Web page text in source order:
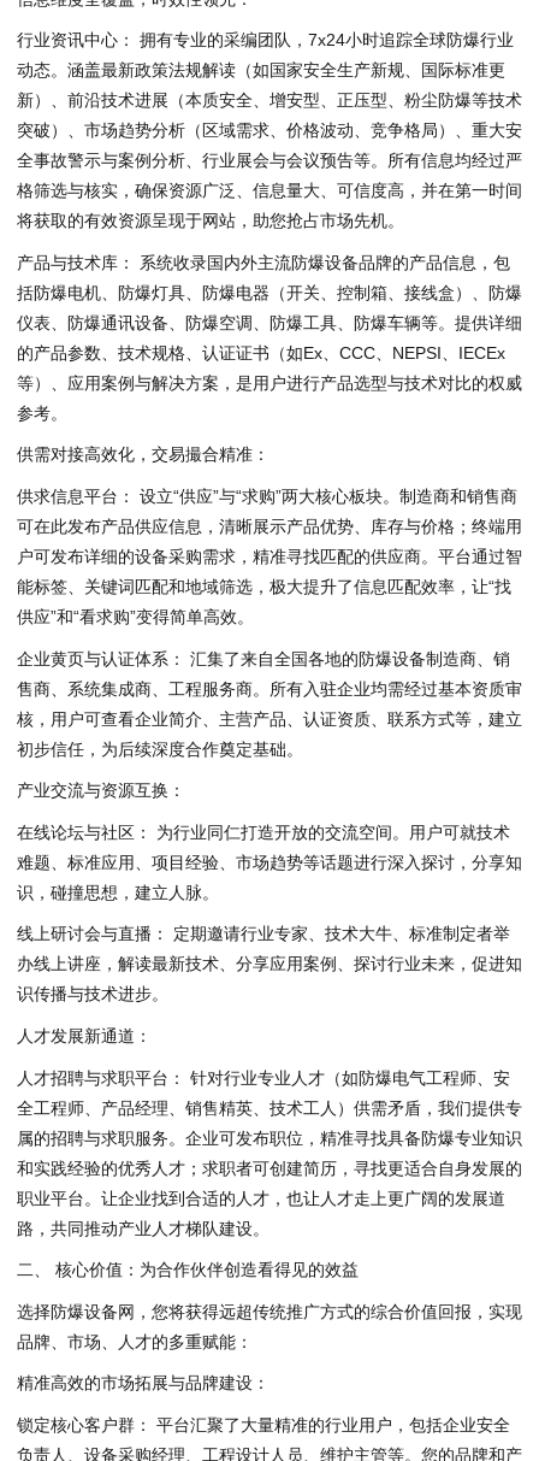
行业资讯中心： 拥有专业的采编团队，7x24小时追踪全球防爆行业
动态。涵盖最新政策法规解读（如国家安全生产新规、国际标准更
新）、前沿技术进展（本质安全、增安型、正压型、粉尘防爆等技术
突破）、市场趋势分析（区域需求、价格波动、竞争格局）、重大安
全事故警示与案例分析、行业展会与会议预告等。所有信息均经过严
格筛选与核实，确保资源广泛、信息量大、可信度高，并在第一时间
将获取的有效资源呈现于网站，助您抢占市场先机。
产品与技术库： 系统收录国内外主流防爆设备品牌的产品信息，包
括防爆电机、防爆灯具、防爆电器（开关、控制箱、接线盒）、防爆
仪表、防爆通讯设备、防爆空调、防爆工具、防爆车辆等。提供详细
的产品参数、技术规格、认证证书（如Ex、CCC、NEPSI、IECEx
等）、应用案例与解决方案，是用户进行产品选型与技术对比的权威
参考。
供需对接高效化，交易撮合精准：
供求信息平台： 设立“供应”与“求购”两大核心板块。制造商和销售商
可在此发布产品供应信息，清晰展示产品优势、库存与价格；终端用
户可发布详细的设备采购需求，精准寻找匹配的供应商。平台通过智
能标签、关键词匹配和地域筛选，极大提升了信息匹配效率，让“找
供应”和“看求购”变得简单高效。
企业黄页与认证体系： 汇集了来自全国各地的防爆设备制造商、销
售商、系统集成商、工程服务商。所有入驻企业均需经过基本资质审
核，用户可查看企业简介、主营产品、认证资质、联系方式等，建立
初步信任，为后续深度合作奠定基础。
产业交流与资源互换：
在线论坛与社区： 为行业同仁打造开放的交流空间。用户可就技术
难题、标准应用、项目经验、市场趋势等话题进行深入探讨，分享知
识，碰撞思想，建立人脉。
线上研讨会与直播： 定期邀请行业专家、技术大牛、标准制定者举
办线上讲座，解读最新技术、分享应用案例、探讨行业未来，促进知
识传播与技术进步。
人才发展新通道：
人才招聘与求职平台： 针对行业专业人才（如防爆电气工程师、安
全工程师、产品经理、销售精英、技术工人）供需矛盾，我们提供专
属的招聘与求职服务。企业可发布职位，精准寻找具备防爆专业知识
和实践经验的优秀人才；求职者可创建简历，寻找更适合自身发展的
职业平台。让企业找到合适的人才，也让人才走上更广阔的发展道
路，共同推动产业人才梯队建设。
二、 核心价值：为合作伙伴创造看得见的效益
选择防爆设备网，您将获得远超传统推广方式的综合价值回报，实现
品牌、市场、人才的多重赋能：
精准高效的市场拓展与品牌建设：
锁定核心客户群： 平台汇聚了大量精准的行业用户，包括企业安全
负责人、设备采购经理、工程设计人员、维护主管等。您的品牌和产